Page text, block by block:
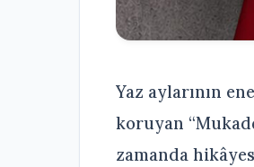
Yaz aylarının
koruyan
zamanda